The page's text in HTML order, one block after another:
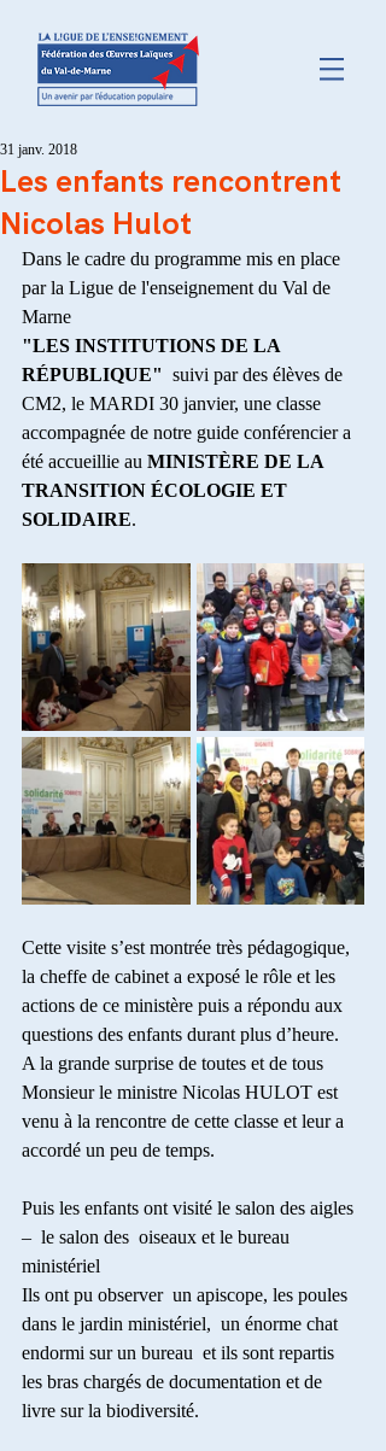
Les enfants rencontrent
Nicolas Hulot
31 janv. 2018
Dans le cadre du programme mis en place
par la Ligue de l'enseignement du Val de
Marne
"LES INSTITUTIONS DE LA
RÉPUBLIQUE"
  suivi par des élèves de
CM2, le MARDI 30 janvier, une classe
accompagnée de notre guide conférencier a
été accueillie au MINISTÈRE DE LA
TRANSITION ÉCOLOGIE ET
SOLIDAIRE.
Cette visite s’est montrée très pédagogique,
la cheffe de cabinet a exposé le rôle et les
actions de ce ministère puis a répondu aux
questions des enfants durant plus d’heure.
A la grande surprise de toutes et de tous
Monsieur le ministre Nicolas HULOT est
venu à la rencontre de cette classe et leur a
accordé un peu de temps.
Puis les enfants ont visité le salon des aigles
–  le salon des  oiseaux et le bureau
ministériel
Ils ont pu observer  un apiscope, les poules
dans le jardin ministériel,  un énorme chat
endormi sur un bureau  et ils sont repartis
les bras chargés de documentation et de
livre sur la biodiversité.